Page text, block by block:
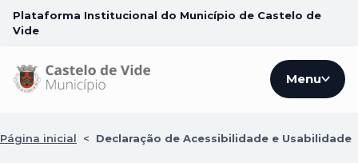
Plataforma Institucional do Município de Castelo de
Vide
Menu
Página inicial < Declaração de Acessibilidade e Usabilidade